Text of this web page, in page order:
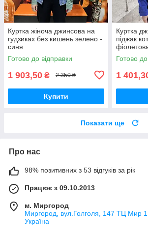
Куртка жіноча джинсова на
гудзиках без кишень зелено -
синя
Готово до відправки
1 903,50 ₴ 2 350 ₴
Купити
Куртка
піджак
Готово
1
Показати ще
Про нас
98% позитивних з 53 відгуків за рік
Працює з 09.10.2013
м. Миргород
Миргород, вул.Голголя, 147 ТЦ Мир
Україна